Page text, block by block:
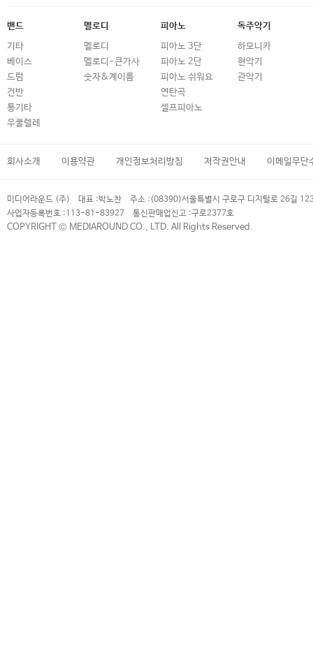
밴드
기타
베이스
드럼
건반
통기타
우쿨렐레
멜로디
멜로디
멜로디-큰가사
숫자&계이름
피아노
피아노 3단
피아노 2단
피아노 쉬워요
연탄곡
셀프피아노
독주악기
하모니카
현악기
관악기
회사소개 이용약관 개인정보처리방침 저작권안내 이메일무단
미디어라운드 (주) 대표 :박노찬 주소 : (08390)서울특별시 구로구 디지털로 26길
사업자등록번호 :113-81-83927 통신판매업신고 :구로2377호
COPYRIGHT © MEDIAROUND CO., LTD. All Rights Reserved.